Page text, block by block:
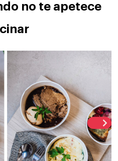
no te apetece